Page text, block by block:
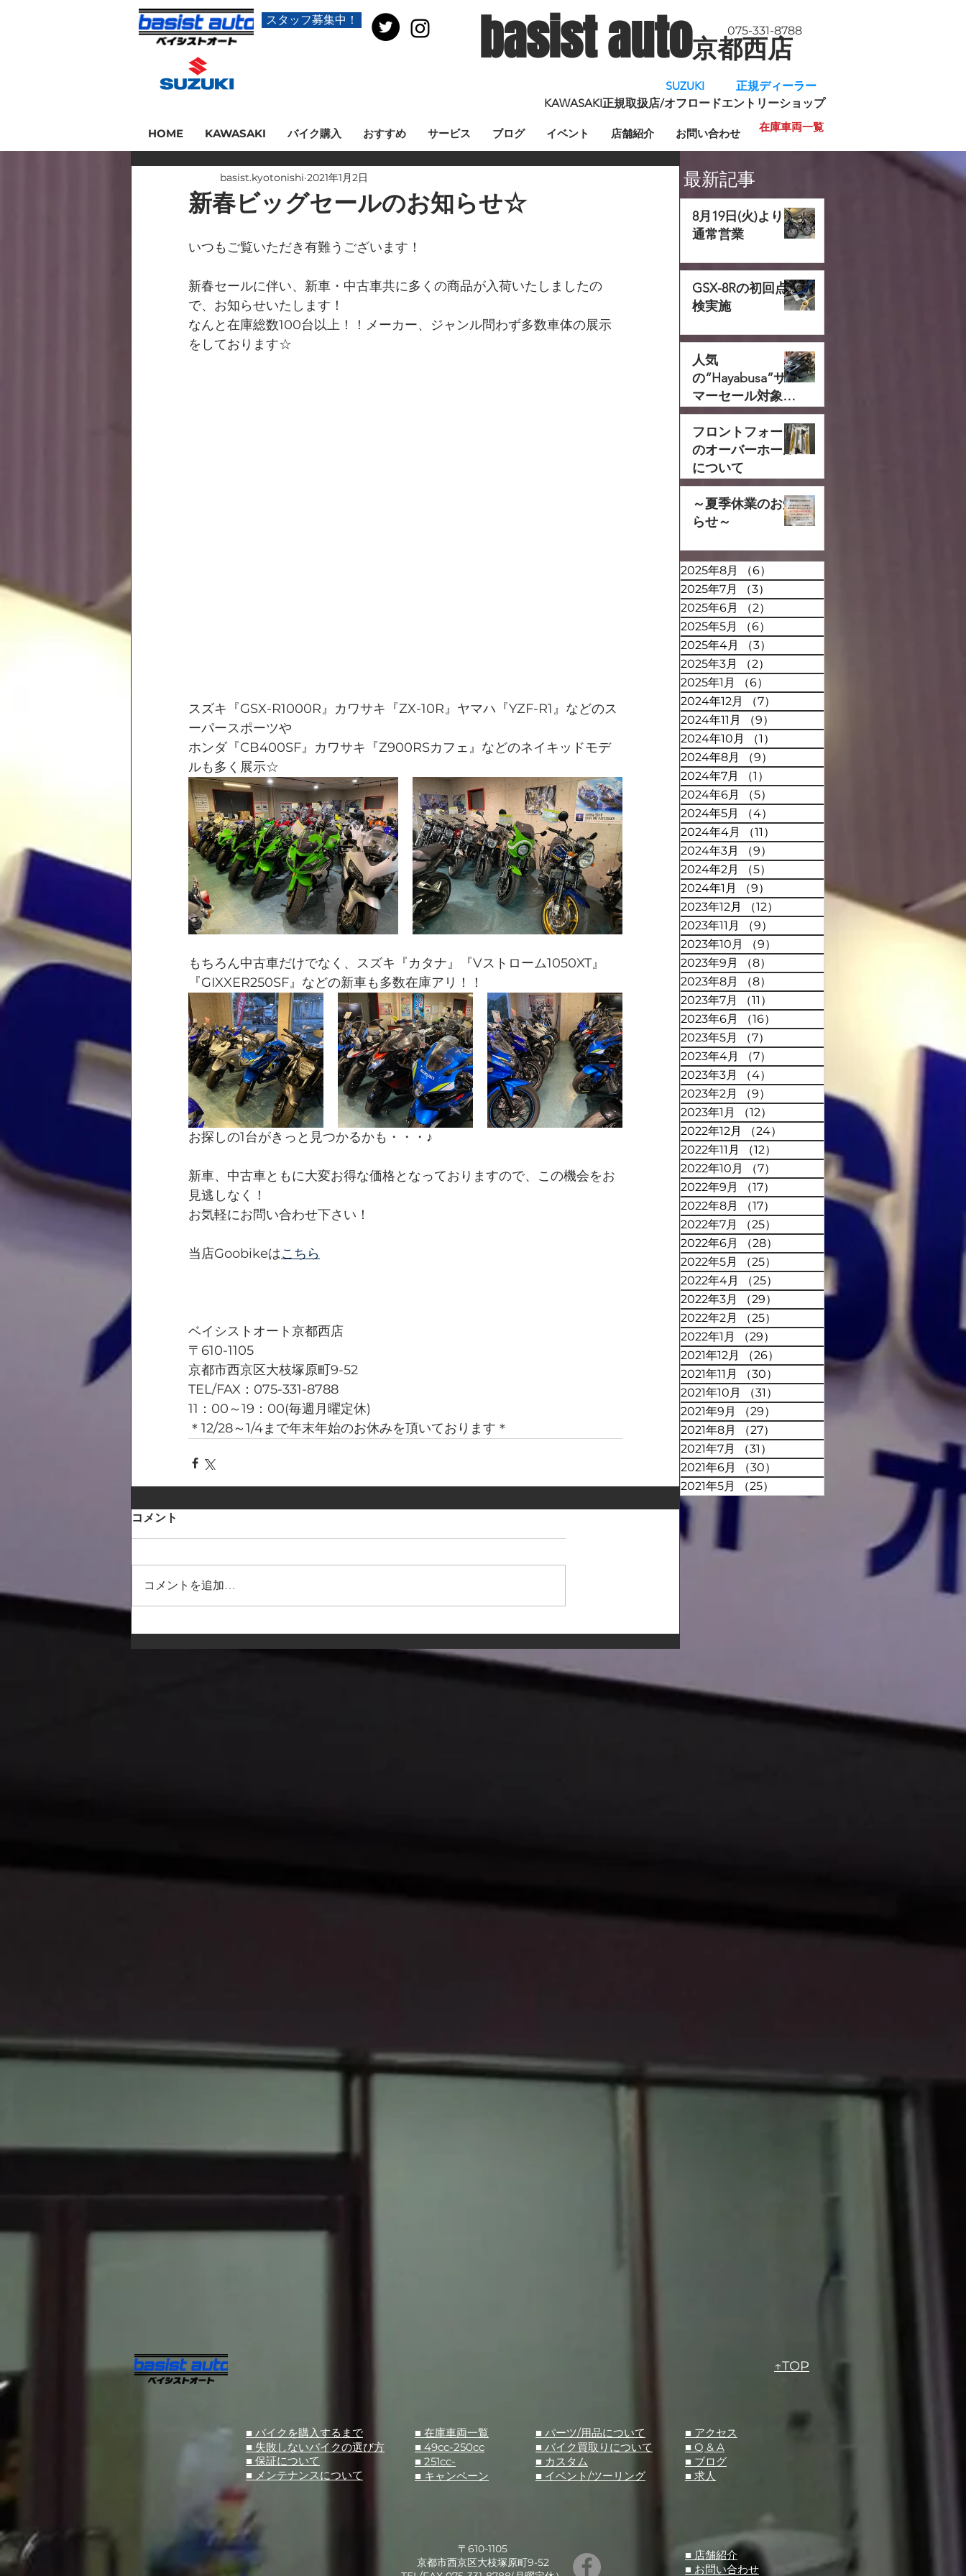
スタッフ募集中！ basist auto京都西店
075-331-8788
SUZUKI 正規ディーラー
KAWASAKI正規取扱店/オフロードエントリーショップ
HOME KAWASAKI バイク購入 おすすめ サービス ブログ イベント 店舗紹介 お問い合わせ 在庫車両一覧
最新記事
8月19日(火)より
通常営業
GSX-8Rの初回点
検実施
人気
の“Hayabusa”サ
マーセール対象で
す‼
フロントフォーク
のオーバーホール
について
～夏季休業のお知
らせ～
2025年8月 （6）
2025年7月
（3）
2025年6月
（2）
2025年5月
（6）
2025年4月
（3）
2025年3月
（2）
2025年1月
（6）
2024年12月
（7）
2024年11月
（9）
2024年10月
（1）
2024年8月
（9）
2024年7月
（1）
2024年6月
（5）
2024年5月
（4）
2024年4月
（11）
2024年3月
（9）
2024年2月
（5）
2024年1月
（9）
2023年12月
（12）
2023年11月
（9）
2023年10月
（9）
2023年9月
（8）
2023年8月
（8）
2023年7月
（11）
2023年6月
（16）
2023年5月
（7）
2023年4月
（7）
2023年3月
（4）
2023年2月
（9）
2023年1月
（12）
2022年12月
（24）
2022年11月
（12）
12件の記事
2022年10月
（7）
7件の記事
2022年9月
（17）
17件の記事
2022年8月
（17）
17件の記事
2022年7月
（25）
2022年6月
（28）
2022年5月
（25）
25件の記事
2022年4月
（25）
25件の記事
2022年3月
（29）
29件の記事
2022年2月
（25）
2022年1月
（29）
2021年12月
（26）
26件の記事
2021年11月
（30）
30件の記事
2021年10月
（31）
2021年9月
（29）
2021年8月
（27）
2021年7月
（31）
2021年6月
（30）
2021年5月
（25）
新春ビッグセールのお知らせ☆
basist.kyotonishi 2021年1月2日
いつもご覧いただき有難うございます！
新春セールに伴い、新車・中古車共に多くの商品が入荷いたしましたの
で、お知らせいたします！
なんと在庫総数100台以上！！メーカー、ジャンル問わず多数車体の展示
をしております☆
スズキ『GSX-R1000R』カワサキ『ZX-10R』ヤマハ『YZF-R1』などのス
ーパースポーツや
ホンダ『CB400SF』カワサキ『Z900RSカフェ』などのネイキッドモデ
ルも多く展示☆
もちろん中古車だけでなく、スズキ『カタナ』『Vストローム1050XT』
『GIXXER250SF』などの新車も多数在庫アリ！！
お探しの1台がきっと見つかるかも・・・♪
新車、中古車ともに大変お得な価格となっておりますので、この機会をお
見逃しなく！
お気軽にお問い合わせ下さい！
当店Goobikeはこちら
ベイシストオート京都西店
〒610-1105
京都市西京区大枝塚原町9-52
TEL/FAX：075-331-8788
11：00～19：00(毎週月曜定休)
＊12/28～1/4まで年末年始のお休みを頂いております＊
コメント
コメントを追加…
■ バイクを購入するまで
■ 失敗しないバイクの選び方
■ 保証について
■ メンテナンスについて
■ 在庫車両一覧
■ 49cc-250cc
■ 251cc-
■ キャンペーン
■ パーツ/用品について
​■ バイク買取りについて
​■ カスタム
​■ イベント/ツーリング
〒610-1105
京都市西京区大枝塚原町9-52
↑TOP
​■ アクセス
■ Q & A
​■ ブログ
​■ 求人
​■ 店舗紹介
■ お問い合わせ